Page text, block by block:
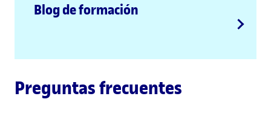
Blog de formación
Preguntas frecuentes